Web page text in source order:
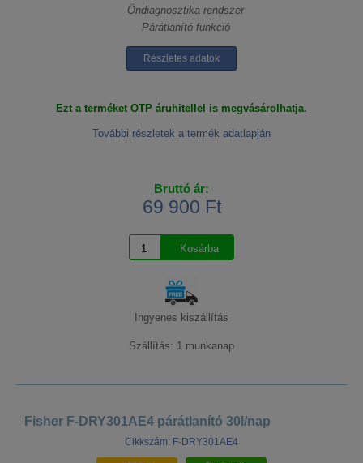
Öndiagnosztika rendszer
Párátlanító funkció
Részletes adatok
Ezt a terméket OTP áruhitellel is megvásárolhatja.
További részletek a termék adatlapján
Bruttó ár:
69 900 Ft
Ingyenes kiszállítás
Szállítás: 1 munkanap
Fisher F-DRY301AE4 párátlanító 30l/nap
Cikkszám: F-DRY301AE4